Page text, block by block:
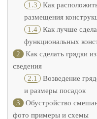
1.3 Как
размещения
1.4 Как лучше
функциональных
2
Как сделать грядки
сведения
2.1 Возведение
и размеры посадок
3
Обустройство
фото примеры и схемы